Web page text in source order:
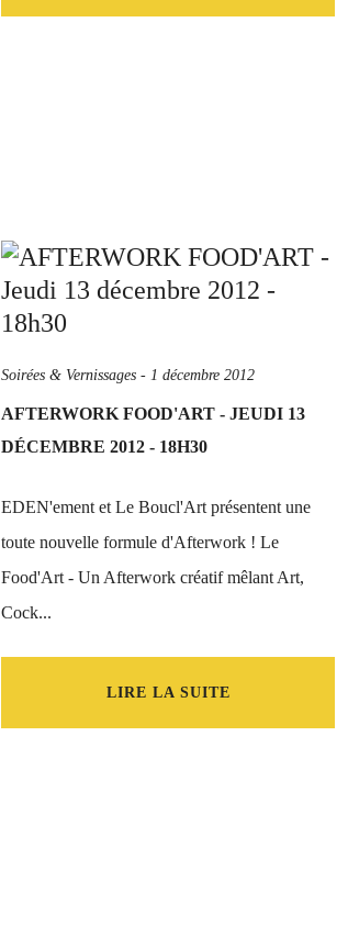
Soirées & Vernissages - 1 décembre 2012
AFTERWORK FOOD'ART - JEUDI 13
DÉCEMBRE 2012 - 18H30
EDEN'ement et Le Boucl'Art présentent une
toute nouvelle formule d'Afterwork ! Le
Food'Art - Un Afterwork créatif mêlant Art,
Cock...
LIRE LA SUITE